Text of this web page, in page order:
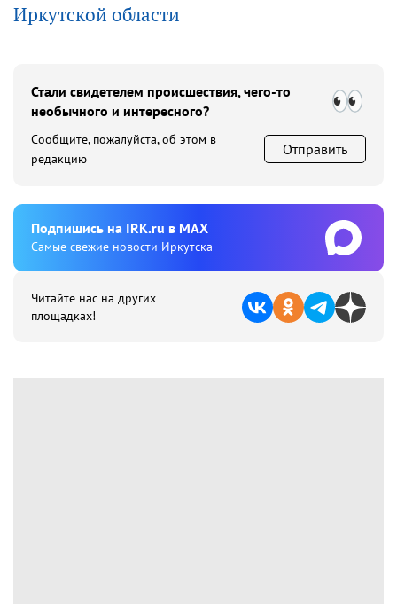
Иркутской области
Стали свидетелем происшествия, чего-то
необычного и интересного?
Сообщите, пожалуйста, об этом в
редакцию
Отправить
Подпишиcь на IRK.ru в MAX
Cамые свежие новости Иркутска
Читайте нас на других
площадках!